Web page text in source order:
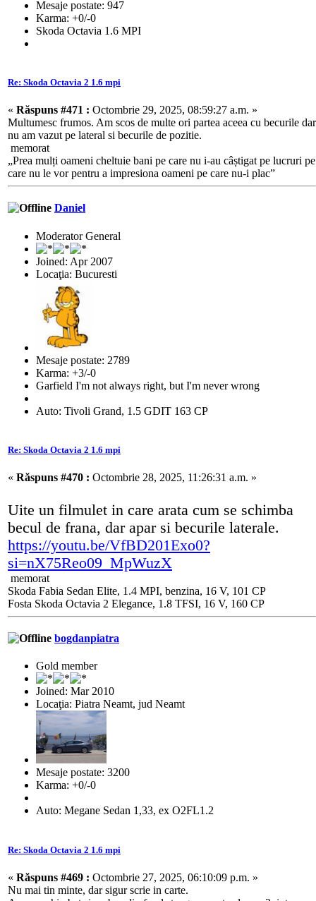
Mesaje postate: 947
Karma: +0/-0
Skoda Octavia 1.6 MPI
Re: Skoda Octavia 2 1.6 mpi
« Răspuns #471 : Octombrie 29, 2025, 08:59:27 a.m. »
Multumesc frumos. Am scos de multe ori partea aceea cu becurile dar
nu am vazut pe lateral si becurile de pozitie.
memorat
„Prea mulți oameni cheltuie bani pe care nu i-au câștigat pe lucruri pe
care nu le vor pentru a impresiona oameni pe care nu-i plac”
Daniel
Moderator General
Joined: Apr 2007
Locaţia: Bucuresti
Mesaje postate: 2789
Karma: +3/-0
Garfield I'm not always right, but I'm never wrong
Auto: Tivoli Grand, 1.5 GDIT 163 CP
Re: Skoda Octavia 2 1.6 mpi
« Răspuns #470 : Octombrie 28, 2025, 11:26:31 a.m. »
Uite un filmulet in care arata cum se schimba
becul de frana, dar apar si becurile laterale.
https://youtu.be/VfBD201Exo0?
si=nX75Reo09_MpWuzX
memorat
Skoda Fabia Sedan Elite, 1.4 MPI, benzina, 16 V, 101 CP
Fosta Skoda Octavia 2 Elegance, 1.8 TFSI, 16 V, 160 CP
bogdanpiatra
Gold member
Joined: Mar 2010
Locaţia: Piatra Neamt, jud Neamt
Mesaje postate: 3200
Karma: +0/-0
Auto: Megane Sedan 1,33, ex O2FL1.2
Re: Skoda Octavia 2 1.6 mpi
« Răspuns #469 : Octombrie 27, 2025, 06:10:09 p.m. »
Nu mai tin minte, dar sigur scrie in carte.